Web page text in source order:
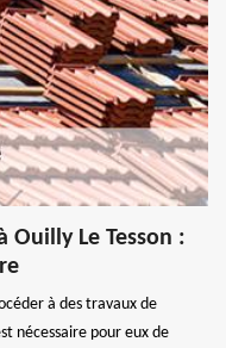
Ouilly Le Tesson :
à des travaux de
nécessaire pour eux de